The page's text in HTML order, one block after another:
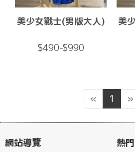
美少女戰士(男版大人)
$490-$990
美
« 1 »
網站導覽
熱